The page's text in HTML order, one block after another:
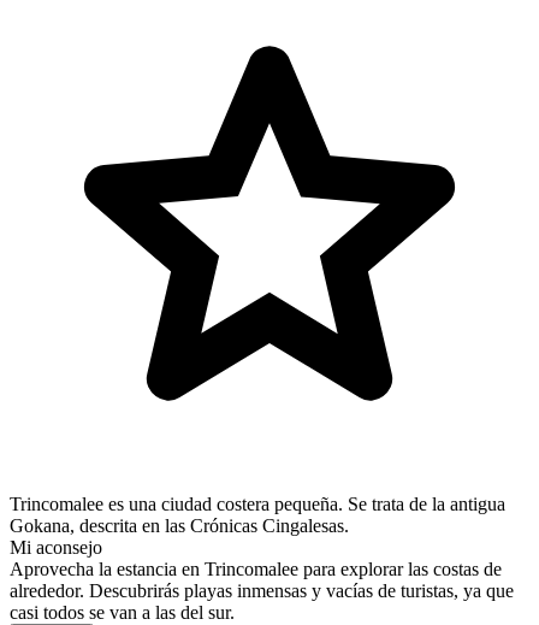
Trincomalee es una ciudad costera pequeña. Se trata de la antigua
Gokana, descrita en las Crónicas Cingalesas.
Mi aconsejo
Aprovecha la estancia en Trincomalee para explorar las costas de
alrededor. Descubrirás playas inmensas y vacías de turistas, ya que
casi todos se van a las del sur.